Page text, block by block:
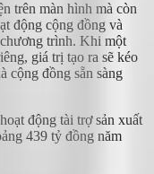
trên màn hình mà còn
động cộng đồng và
trình. Khi một
giá trị tạo ra sẽ kéo
cộng đồng sẵn sàng
động tài trợ sản xuất
439 tỷ đồng năm